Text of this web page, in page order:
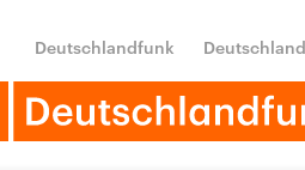
Deutschlandfunk